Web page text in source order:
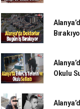
Okulu